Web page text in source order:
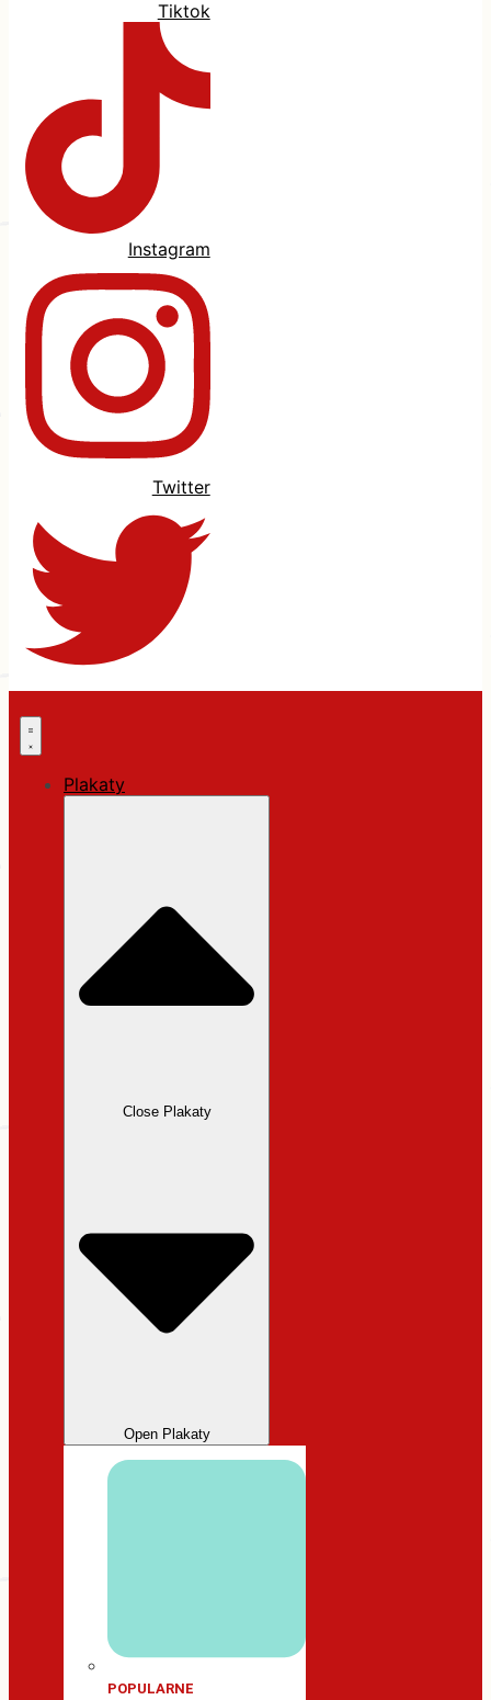
Tiktok
Instagram
Twitter
Plakaty
Close Plakaty
Open Plakaty
POPULARNE